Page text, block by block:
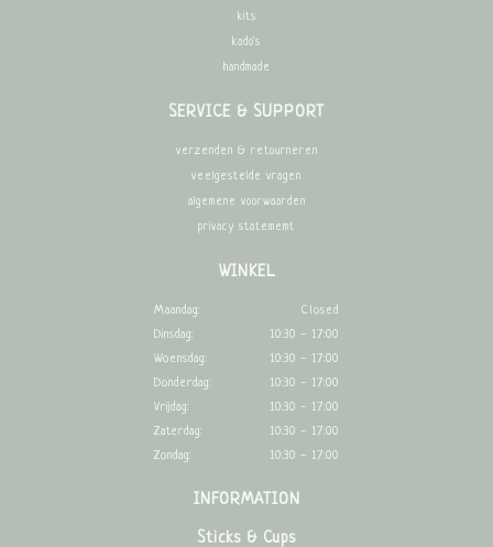
kits
kado's
handmade
SERVICE & SUPPORT
verzenden & retourneren
veelgestelde vragen
algemene voorwaarden
privacy statememt
WINKEL
Maandag:
Closed
Dinsdag:
10:30 - 17:00
Woensdag:
10:30 - 17:00
Donderdag:
10:30 - 17:00
Vrijdag:
10:30 - 17:00
Zaterdag:
10:30 - 17:00
Zondag:
10:30 - 17:00
INFORMATION
Sticks & Cups